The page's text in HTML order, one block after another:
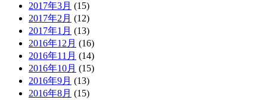
2017年3月 (15)
2017年2月 (12)
2017年1月 (13)
2016年12月 (16)
2016年11月 (14)
2016年10月 (15)
2016年9月 (13)
2016年8月 (15)